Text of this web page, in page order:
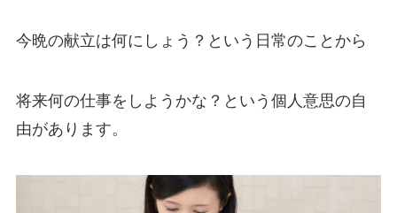
今晩の献立は何にしょう？という日常のことから
将来何の仕事をしようかな？ という個人意思の自
由があります。